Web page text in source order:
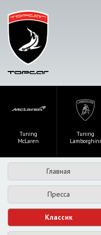
Tuning
McLaren
Tuning
Lamborghini
Главная
Пресса
Классик